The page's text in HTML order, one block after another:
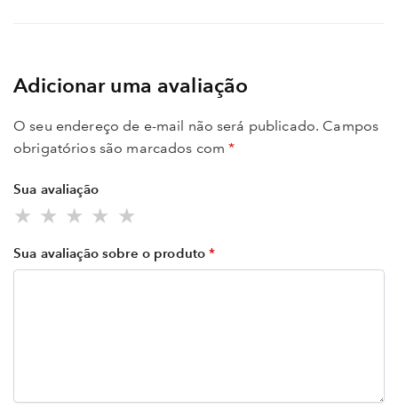
Adicionar uma avaliação
O seu endereço de e-mail não será publicado. Campos
obrigatórios são marcados com*
Sua avaliação
Sua avaliação sobre o produto*